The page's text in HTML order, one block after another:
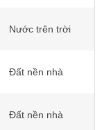
Nước trên trời
Đất nền nhà
Đất nền nhà